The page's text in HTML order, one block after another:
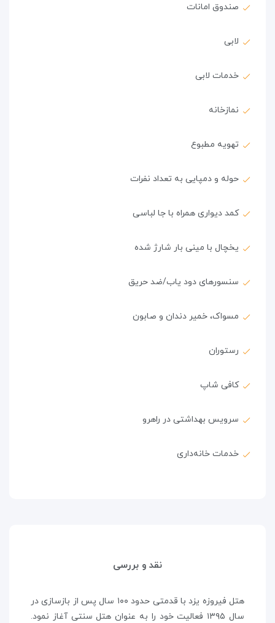
صندوق امانات
لابی
خدمات لابی
نمازخانه
تهویه مطبوع
حوله و دمپایی به تعداد نفرات
کمد دیواری همراه با جا لباسی
یخچال با مینی بار شارژ شده
سنسورهای دود یاب/ضد حریق
مسواک، خمیر دندان و صابون
رستوران
کافی شاپ
سرویس بهداشتی در راهرو
خدمات خانه‌داری
نقد و بررسی
هتل فیروزه یزد با قدمتی حدود ۱۰۰ سال پس از بازسازی در
سال ۱۳۹۵ فعالیت خود را به عنوان هتل سنتی آغاز نمود.